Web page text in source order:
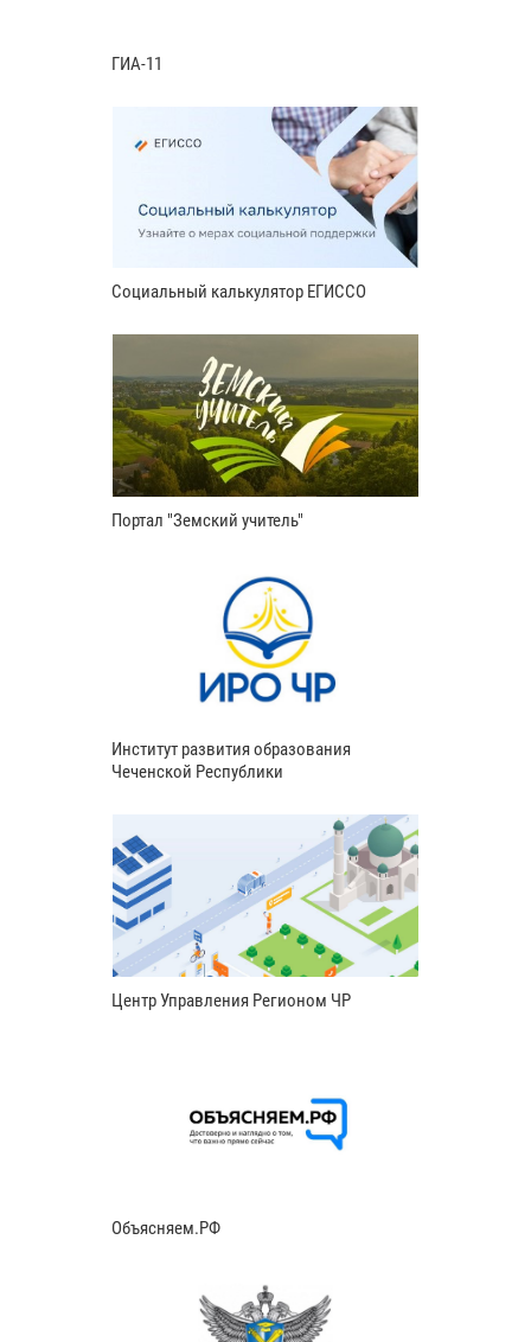
ГИА-11
Социальный калькулятор ЕГИССО
Портал "Земский учитель"
Институт развития образования
Чеченской Республики
Центр Управления Регионом ЧР
Объясняем.РФ